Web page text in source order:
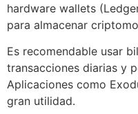
hardware wallets
para almacenar
Es recomendable usar
transacciones diarias y
Aplicaciones como
gran utilidad.